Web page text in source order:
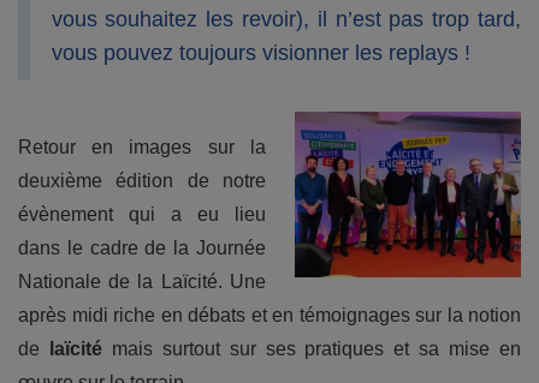
vous souhaitez les revoir), il n’est pas trop tard,
vous pouvez toujours visionner les replays !
Retour en images sur la
deuxième édition de notre
évènement qui a eu lieu
dans le cadre de la Journée
Nationale de la Laïcité. Une
après midi riche en débats et en témoignages sur la notion
de
laïcitémais surtout sur ses pratiques et sa mise en